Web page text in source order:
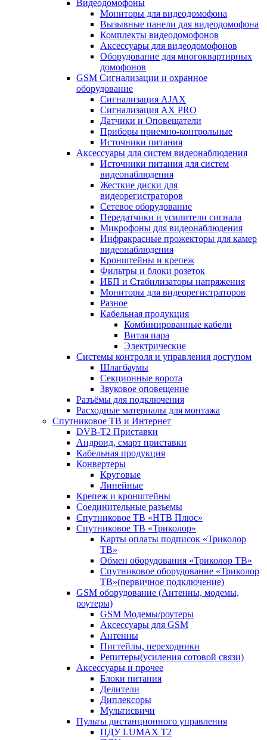
Видеодомофоны
Мониторы для видеодомофона
Вызывные панели для видеодомофона
Комплекты видеодомофонов
Аксессуары для видеодомофонов
Оборудование для многоквартирных
домофонов
GSM Сигнализации и охранное
оборудование
Сигнализация AJAX
Сигнализация AX PRO
Датчики и Оповещатели
Приборы приемно-контрольные
Источники питания
Аксессуары для систем видеонаблюдения
Источники питания для систем
видеонаблюдения
Жесткие диски для
видеорегистраторов
Сетевое оборудование
Передатчики и усилители сигнала
Микрофоны для видеонаблюдения
Инфракрасные прожекторы для камер
видеонаблюдения
Кронштейны и крепеж
Фильтры и блоки розеток
ИБП и Стабилизаторы напряжения
Мониторы для видеорегистраторов
Разное
Кабельная продукция
Комбинированные кабели
Витая пара
Электрические
Системы контроля и управления доступом
Шлагбаумы
Секционные ворота
Звуковое оповещение
Разъёмы для подключения
Расходные материалы для монтажа
Спутниковое ТВ и Интернет
DVB-Т2 Приставки
Андроид, смарт приставки
Кабельная продукция
Конвертеры
Круговые
Линейные
Крепеж и кронштейны
Соединительные разъемы
Спутниковое ТВ «НТВ Плюс»
Спутниковое ТВ «Триколор»
Карты оплаты подписок «Триколор
ТВ»
Обмен оборудования «Триколор ТВ»
Спутниковое оборудование «Триколор
ТВ»(первичное подключение)
GSM оборудование (Антенны, модемы,
роутеры)
GSM Модемы/роутеры
Аксессуары для GSM
Антенны
Пигтейлы, переходники
Репитеры(усиления сотовой связи)
Аксессуары и прочее
Блоки питания
Делители
Диплексоры
Мультисвичи
Пульты дистанционного управления
ПДУ LUMAX Т2